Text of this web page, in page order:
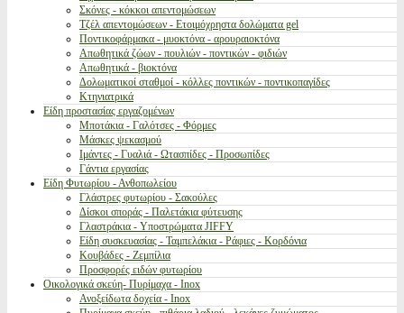
Σκόνες - κόκκοι απεντομώσεων
Τζέλ απεντομώσεων - Ετοιμόχρηστα δολώματα gel
Ποντικοφάρμακα - μυοκτόνα - αρουραιοκτόνα
Απωθητικά ζώων - πουλιών - ποντικών - φιδιών
Απωθητικά - βιοκτόνα
Δολωματικοί σταθμοί - κόλλες ποντικών - ποντικοπαγίδες
Κτηνιατρικά
Είδη προστασίας εργαζομένων
Μποτάκια - Γαλότσες - Φόρμες
Μάσκες ψεκασμού
Ιμάντες - Γυαλιά - Ωτασπίδες - Προσωπίδες
Γάντια εργασίας
Είδη Φυτωρίου - Ανθοπωλείου
Γλάστρες φυτωρίου - Σακούλες
Δίσκοι σποράς - Παλετάκια φύτευσης
Γλαστράκια - Υποστρώματα JIFFY
Είδη συσκευασίας - Ταμπελάκια - Ράφιες - Κορδόνια
Κουβάδες - Ζεμπίλια
Προσφορές ειδών φυτωρίου
Οικολογικά σκεύη- Πυρίμαχα - Inox
Ανοξείδωτα δοχεία - Inox